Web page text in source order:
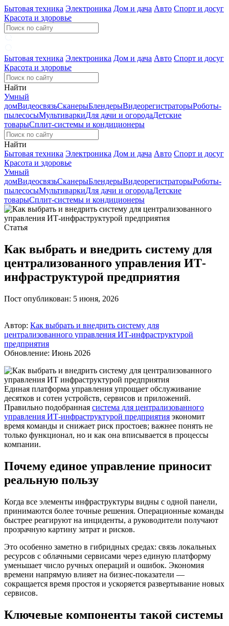
Бытовая техника Электроника Дом и дача Авто Спорт и досуг
Красота и здоровье
Бытовая техника Электроника Дом и дача Авто Спорт и досуг
Красота и здоровье
Найти
Умный
домВидеосвязьСканерыБлендерыВидеорегистраторыРоботы-
пылесосыМультиваркиДля дачи и огородаДетские
товарыСплит-системы и кондиционеры
Найти
Бытовая техника Электроника Дом и дача Авто Спорт и досуг
Красота и здоровье
Умный
домВидеосвязьСканерыБлендерыВидеорегистраторыРоботы-
пылесосыМультиваркиДля дачи и огородаДетские
товарыСплит-системы и кондиционеры
Статья
Как выбрать и внедрить систему для
централизованного управления ИТ-
инфраструктурой предприятия
Пост опубликован: 5 июня, 2026
Автор: Как выбрать и внедрить систему для
централизованного управления ИТ-инфраструктурой
предприятия
Обновление: Июнь 2026
Единая платформа управления упрощает обслуживание
десятков и сотен устройств, сервисов и приложений.
Правильно подобранная система для централизованного
управления ИТ-инфраструктурой предприятия экономит
время команды и снижает риск простоев; важнее понять не
только функционал, но и как она вписывается в процессы
компании.
Почему единое управление приносит
реальную пользу
Когда все элементы инфраструктуры видны с одной панели,
принимаются более точные решения. Операционные команды
быстрее реагируют на инциденты, а руководители получают
прозрачную картину затрат и рисков.
Это особенно заметно в гибридных средах: связь локальных
ресурсов с облачными сервисами через единую платформу
уменьшает число ручных операций и ошибок. Экономия
времени напрямую влияет на бизнес-показатели —
сокращается время простоя и ускоряется развертывание новых
сервисов.
Ключевые компоненты такой системы